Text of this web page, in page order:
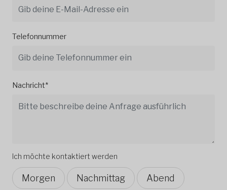
Telefonnummer
Nachricht*
Ich möchte kontaktiert werden
Morgen Nachmittag Abend